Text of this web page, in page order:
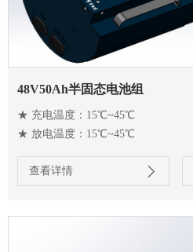
48V50Ah半固态电池组
★ 充电温度：15℃~45℃
★ 放电温度：15℃~45℃
查看详情